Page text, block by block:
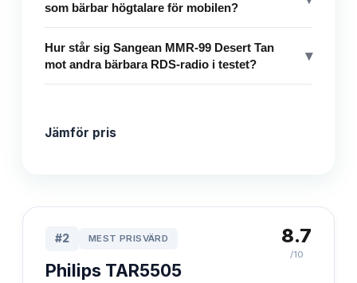
som bärbar högtalare för mobilen?
Hur står sig Sangean MMR-99 Desert Tan
mot andra bärbara RDS-radio i testet?
▾
Jämför pris
#2 MEST PRISVÄRD
Philips TAR5505
8.7
/10